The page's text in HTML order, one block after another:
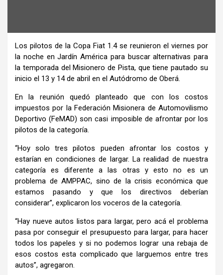
Los pilotos de la Copa Fiat 1.4 se reunieron el viernes por
la noche en Jardín América para buscar alternativas para
la temporada del Misionero de Pista, que tiene pautado su
inicio el 13 y 14 de abril en el Autódromo de Oberá.
En la reunión quedó planteado que con los costos
impuestos por la Federación Misionera de Automovilismo
Deportivo (FeMAD) son casi imposible de afrontar por los
pilotos de la categoría.
“Hoy solo tres pilotos pueden afrontar los costos y
estarían en condiciones de largar. La realidad de nuestra
categoría es diferente a las otras y esto no es un
problema de AMPPAC, sino de la crisis económica que
estamos pasando y que los directivos deberían
considerar”, explicaron los voceros de la categoría.
“Hay nueve autos listos para largar, pero acá el problema
pasa por conseguir el presupuesto para largar, para hacer
todos los papeles y si no podemos lograr una rebaja de
esos costos esta complicado que larguemos entre tres
autos”, agregaron.